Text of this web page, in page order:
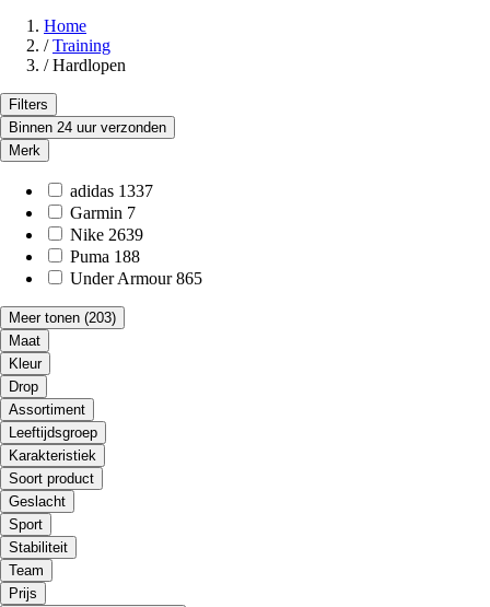
Home
/ Training
/ Hardlopen
Filters
Binnen 24 uur verzonden
Merk
adidas 1337
Garmin 7
Nike 2639
Puma 188
Under Armour 865
Meer tonen (203)
Maat
Kleur
Drop
Assortiment
Leeftijdsgroep
Karakteristiek
Soort product
Geslacht
Sport
Stabiliteit
Team
Prijs